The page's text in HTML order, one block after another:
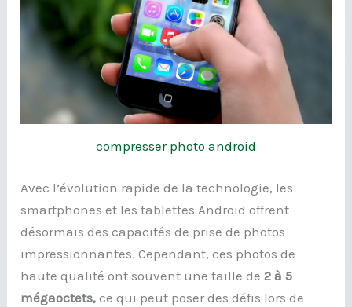
compresser photo android
Avec l’évolution rapide de la technologie, les
smartphones et les tablettes Android offrent
désormais des capacités de prise de photos
impressionnantes. Cependant, ces photos de
haute qualité ont souvent une taille de 2 à 5
mégaoctets, ce qui peut poser des défis lors de